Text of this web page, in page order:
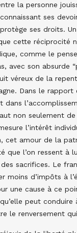
la personne
ses
ses droits.
cette réciprocité
comme le
avec son absurde
véreux de la
Dans le
non seulement de
l’intérêt
cet amour de la
que l’on ressent à
sacrifices. Le
moins d’impôts à
une cause à ce
peut conduire
le renversement